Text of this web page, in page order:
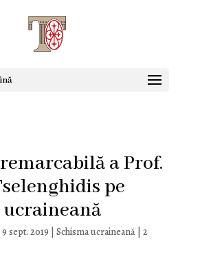
a Prof.
pe
9 sept. 2019 Schisma ucraineană| 2